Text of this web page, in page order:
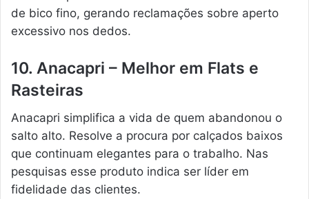
de bico fino, gerando reclamações sobre aperto
excessivo nos dedos.
10. Anacapri – Melhor em Flats e
Rasteiras
Anacapri simplifica a vida de quem abandonou o
salto alto. Resolve a procura por calçados baixos
que continuam elegantes para o trabalho. Nas
pesquisas esse produto indica ser líder em
fidelidade das clientes.